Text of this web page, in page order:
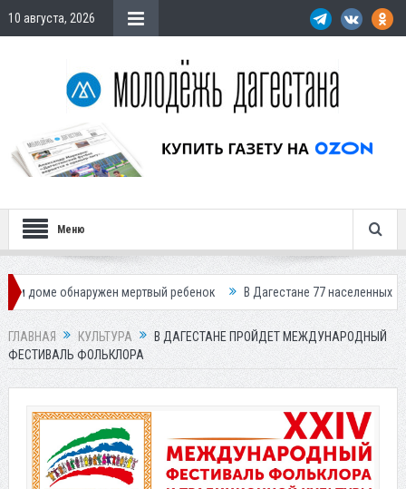
10 августа, 2026
Меню
мертвый ребенок В Дагестане 77 населенных пунктов
ГЛАВНАЯ КУЛЬТУРА
В ДАГЕСТАНЕ ПРОЙДЕТ МЕЖДУНАРОДНЫЙ
ФЕСТИВАЛЬ ФОЛЬКЛОРА